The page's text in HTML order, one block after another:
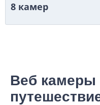
8 камер
Веб камеры